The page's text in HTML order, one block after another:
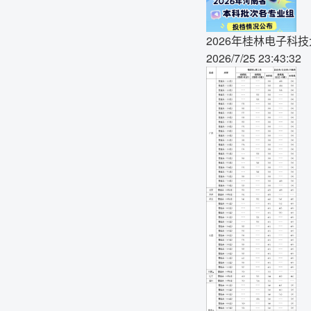
2026年桂林电子科
2026/7/25 23:43:32